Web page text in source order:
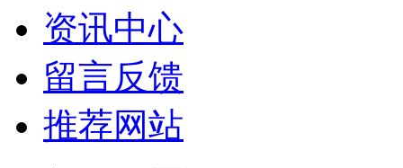
资讯中心
留言反馈
推荐网站